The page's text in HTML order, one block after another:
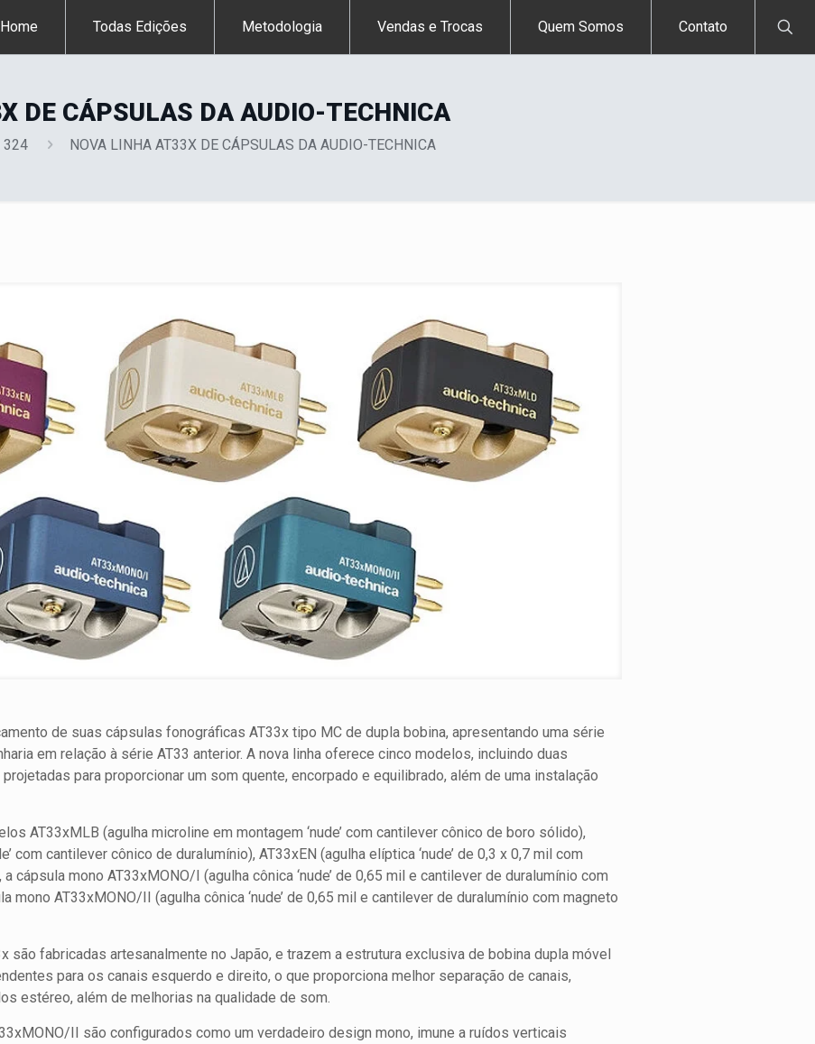
Home Todas Edições Metodologia Vendas e Trocas Quem Somos Contato
DE CÁPSULAS DA AUDIO-TECHNICA
324 NOVA LINHA AT33X DE CÁPSULAS DA AUDIO-TECHNICA
de suas cápsulas fonográficas AT33x tipo MC de dupla bobina, apresentando uma série
em relação à série AT33 anterior. A nova linha oferece cinco modelos, incluindo duas
para proporcionar um som quente, encorpado e equilibrado, além de uma instalação
AT33xMLB (agulha microline em montagem ‘nude’ com cantilever cônico de boro sólido),
com cantilever cônico de duralumínio), AT33xEN (agulha elíptica ‘nude’ de 0,3 x 0,7 mil com
cápsula mono AT33xMONO/I (agulha cônica ‘nude’ de 0,65 mil e cantilever de duralumínio com
mono AT33xMONO/II (agulha cônica ‘nude’ de 0,65 mil e cantilever de duralumínio com magneto
são fabricadas artesanalmente no Japão, e trazem a estrutura exclusiva de bobina dupla móvel
para os canais esquerdo e direito, o que proporciona melhor separação de canais,
estéreo, além de melhorias na qualidade de som.
II são configurados como um verdadeiro design mono, imune a ruídos verticais